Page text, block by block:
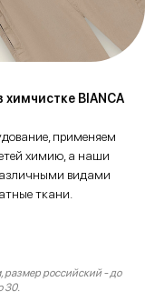
BIANCA
применяем
химию, а наши
видами
ткани.
размер российский - до
30.